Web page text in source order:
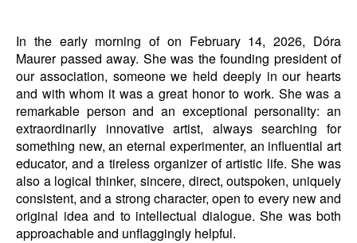
In the early morning of on February 14, 2026, Dóra
Maurer passed away. She was the founding president of
our association, someone we held deeply in our hearts
and with whom it was a great honor to work. She was a
remarkable person and an exceptional personality: an
extraordinarily innovative artist, always searching for
something new, an eternal experimenter, an influential art
educator, and a tireless organizer of artistic life. She was
also a logical thinker, sincere, direct, outspoken, uniquely
consistent, and a strong character, open to every new and
original idea and to intellectual dialogue. She was both
approachable and unflaggingly helpful.